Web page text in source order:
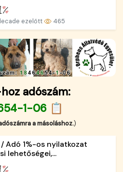
ezelőtt 465
adószám:
1-06 📋
a másoláshoz.)
/ Adó 1%-os nyilatkozat
lehetőségei,...